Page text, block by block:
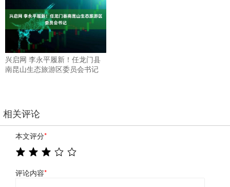
兴启网 李永平履新！任龙门县
南昆山生态旅游区委员会书记
相关评论
本文评分*
评论内容*